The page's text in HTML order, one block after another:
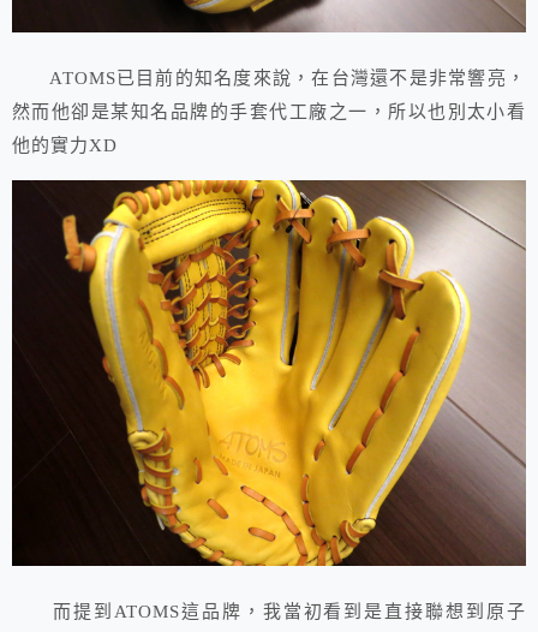
ATOMS已目前的知名度來說，在台灣還不是非常響亮，
然而他卻是某知名品牌的手套代工廠之一，所以也別太小看
他的實力XD
而提到ATOMS這品牌，我當初看到是直接聯想到原子